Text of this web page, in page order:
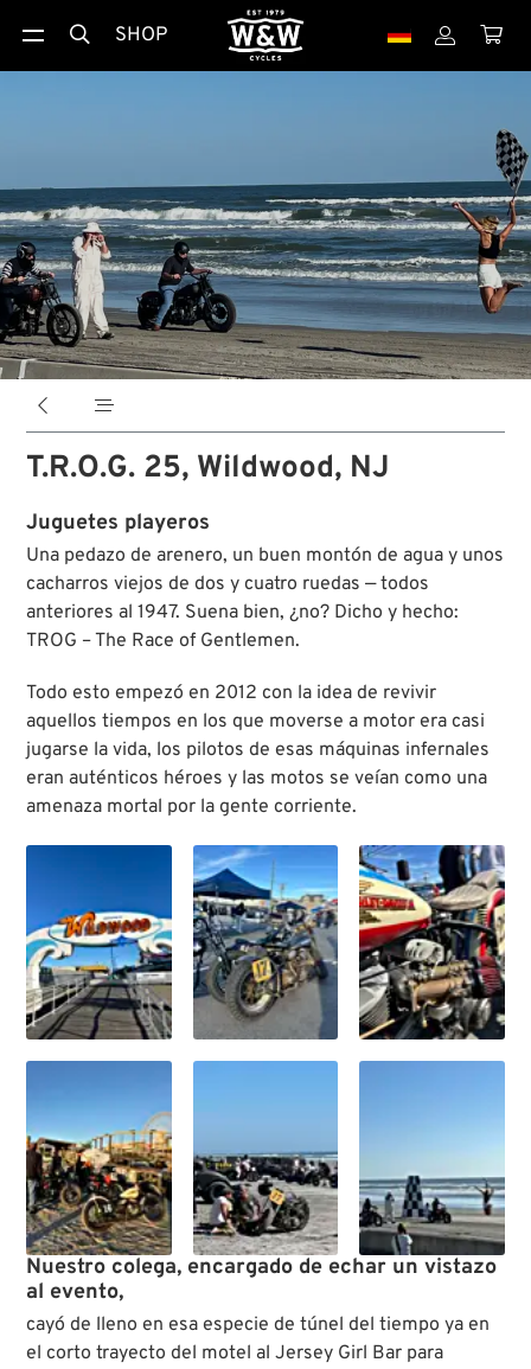
 SHOP  
 
T.R.O.G. 25, Wildwood, NJ
Juguetes playeros
Una pedazo de arenero, un buen montón de agua y unos
cacharros viejos de dos y cuatro ruedas — todos
anteriores al 1947. Suena bien, ¿no? Dicho y hecho:
TROG – The Race of Gentlemen.
Todo esto empezó en 2012 con la idea de revivir
aquellos tiempos en los que moverse a motor era casi
jugarse la vida, los pilotos de esas máquinas infernales
eran auténticos héroes y las motos se veían como una
amenaza mortal por la gente corriente.
Nuestro colega, encargado de echar un vistazo
al evento,
cayó de lleno en esa especie de túnel del tiempo ya en
el corto trayecto del motel al Jersey Girl Bar para